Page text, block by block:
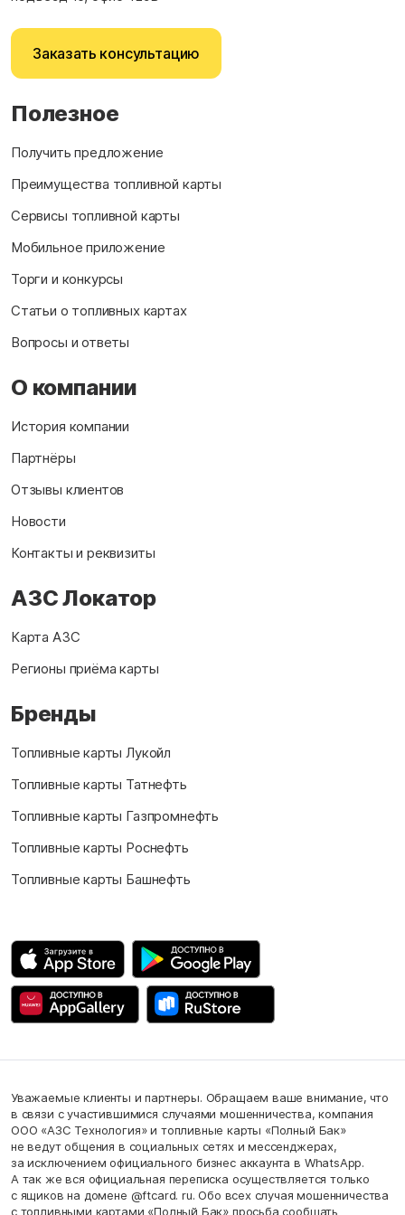
Заказать консультацию
Полезное
Получить предложение
Преимущества топливной карты
Сервисы топливной карты
Мобильное приложение
Торги и конкурсы
Статьи о топливных картах
Вопросы и ответы
О компании
История компании
Партнёры
Отзывы клиентов
Новости
Контакты и реквизиты
АЗС Локатор
Карта АЗС
Регионы приёма карты
Бренды
Топливные карты Лукойл
Топливные карты Татнефть
Топливные карты Газпромнефть
Топливные карты Роснефть
Топливные карты Башнефть
Уважаемые клиенты и партнеры. Обращаем ваше внимание, что
в связи с участившимися случаями мошенничества, компания
ООО «АЗС Технология» и топливные карты «Полный Бак»
не ведут общения в социальных сетях и мессенджерах,
за исключением официального бизнес аккаунта в WhatsApp.
А так же вся официальная переписка осуществляется только
с ящиков на домене @ftcard. ru. Обо всех случая мошенничества
с топливными картами «Полный Бак» просьба сообщать